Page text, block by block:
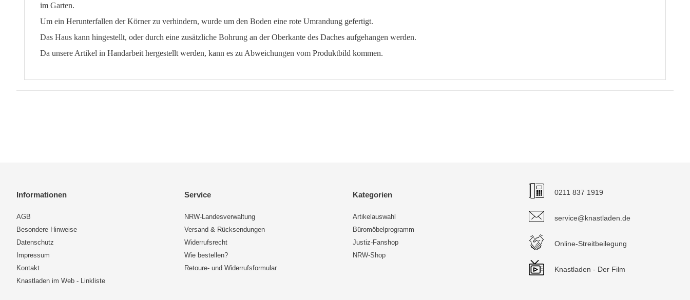
im Garten.
Um ein Herunterfallen der Körner zu verhindern, wurde um den Boden eine rote Umrandung gefertigt.
Das Haus kann hingestellt, oder durch eine zusätzliche Bohrung an der Oberkante des Daches aufgehangen werden.
Da unsere Artikel in Handarbeit hergestellt werden, kann es zu Abweichungen vom Produktbild kommen.
Informationen
AGB
Besondere Hinweise
Datenschutz
Impressum
Kontakt
Knastladen im Web - Linkliste
Service
NRW-Landesverwaltung
Versand & Rücksendungen
Widerrufsrecht
Wie bestellen?
Retoure- und Widerrufsformular
Kategorien
Artikelauswahl
Büromöbelprogramm
Justiz-Fanshop
NRW-Shop
0211 837 1919
service@knastladen.de
Online-Streitbeilegung
Knastladen - Der Film